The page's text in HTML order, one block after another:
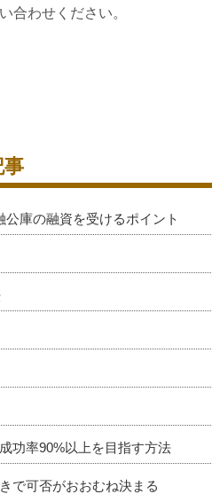
合わせください。
事
庫の融資を受けるポイント
功率90%以上を目指す方法
で可否がおおむね決まる